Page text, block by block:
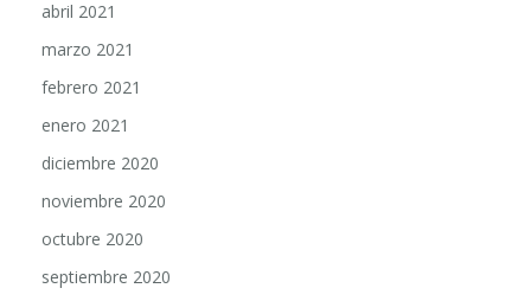
abril 2021
marzo 2021
febrero 2021
enero 2021
diciembre 2020
noviembre 2020
octubre 2020
septiembre 2020